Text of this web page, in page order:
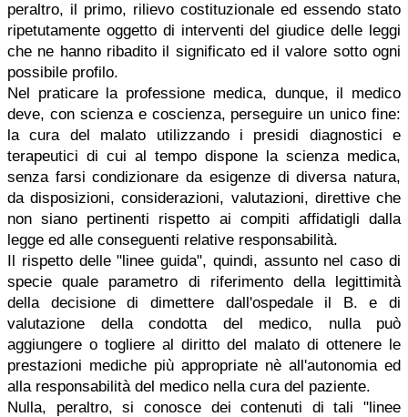
peraltro, il primo, rilievo costituzionale ed essendo stato
ripetutamente oggetto di interventi del giudice delle leggi
che ne hanno ribadito il significato ed il valore sotto ogni
possibile profilo.
Nel praticare la professione medica, dunque, il medico
deve, con scienza e coscienza, perseguire un unico fine:
la cura del malato utilizzando i presidi diagnostici e
terapeutici di cui al tempo dispone la scienza medica,
senza farsi condizionare da esigenze di diversa natura,
da disposizioni, considerazioni, valutazioni, direttive che
non siano pertinenti rispetto ai compiti affidatigli dalla
legge ed alle conseguenti relative responsabilità.
Il rispetto delle "linee guida", quindi, assunto nel caso di
specie quale parametro di riferimento della legittimità
della decisione di dimettere dall'ospedale il B. e di
valutazione della condotta del medico, nulla può
aggiungere o togliere al diritto del malato di ottenere le
prestazioni mediche più appropriate nè all'autonomia ed
alla responsabilità del medico nella cura del paziente.
Nulla, peraltro, si conosce dei contenuti di tali "linee